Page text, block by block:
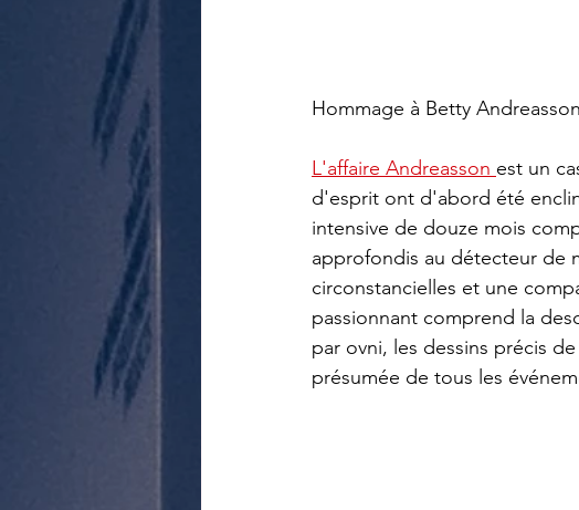
Hommage à Betty
L'affaire Andreasson est un
d'esprit ont d'abord été
intensive de douze mois
approfondis au détecteur de
circonstancielles et une
passionnant comprend la
par ovni, les dessins précis
présumée de tous les